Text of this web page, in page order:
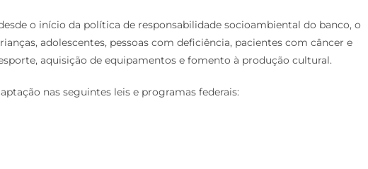
o início da política de responsabilidade socioambiental do banco, o
adolescentes, pessoas com deficiência, pacientes com câncer e
aquisição de equipamentos e fomento à produção cultural.
nas seguintes leis e programas federais: